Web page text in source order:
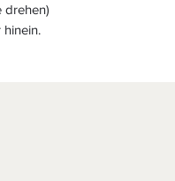
drehen)